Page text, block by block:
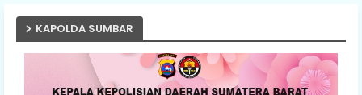
KAPOLDA SUMBAR